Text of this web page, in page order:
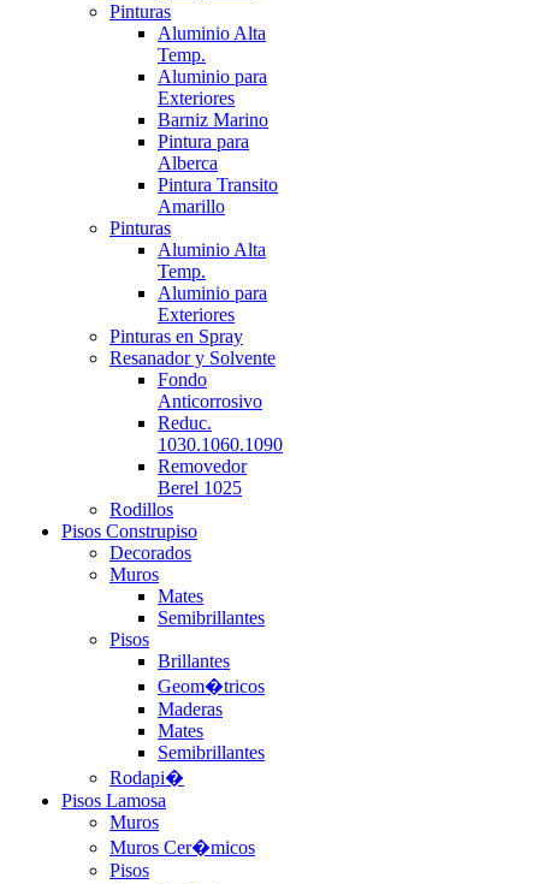
Pinturas
Aluminio Alta
Temp.
Aluminio para
Exteriores
Barniz Marino
Pintura para
Alberca
Pintura Transito
Amarillo
Pinturas
Aluminio Alta
Temp.
Aluminio para
Exteriores
Pinturas en Spray
Resanador y Solvente
Fondo
Anticorrosivo
Reduc.
1030.1060.1090
Removedor
Berel 1025
Rodillos
Pisos Construpiso
Decorados
Muros
Mates
Semibrillantes
Pisos
Brillantes
Geom�tricos
Maderas
Mates
Semibrillantes
Rodapi�
Pisos Lamosa
Muros
Muros Cer�micos
Pisos